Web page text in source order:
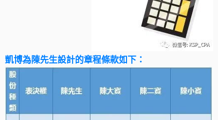
凱博為陳先生設計的章程條款如下：